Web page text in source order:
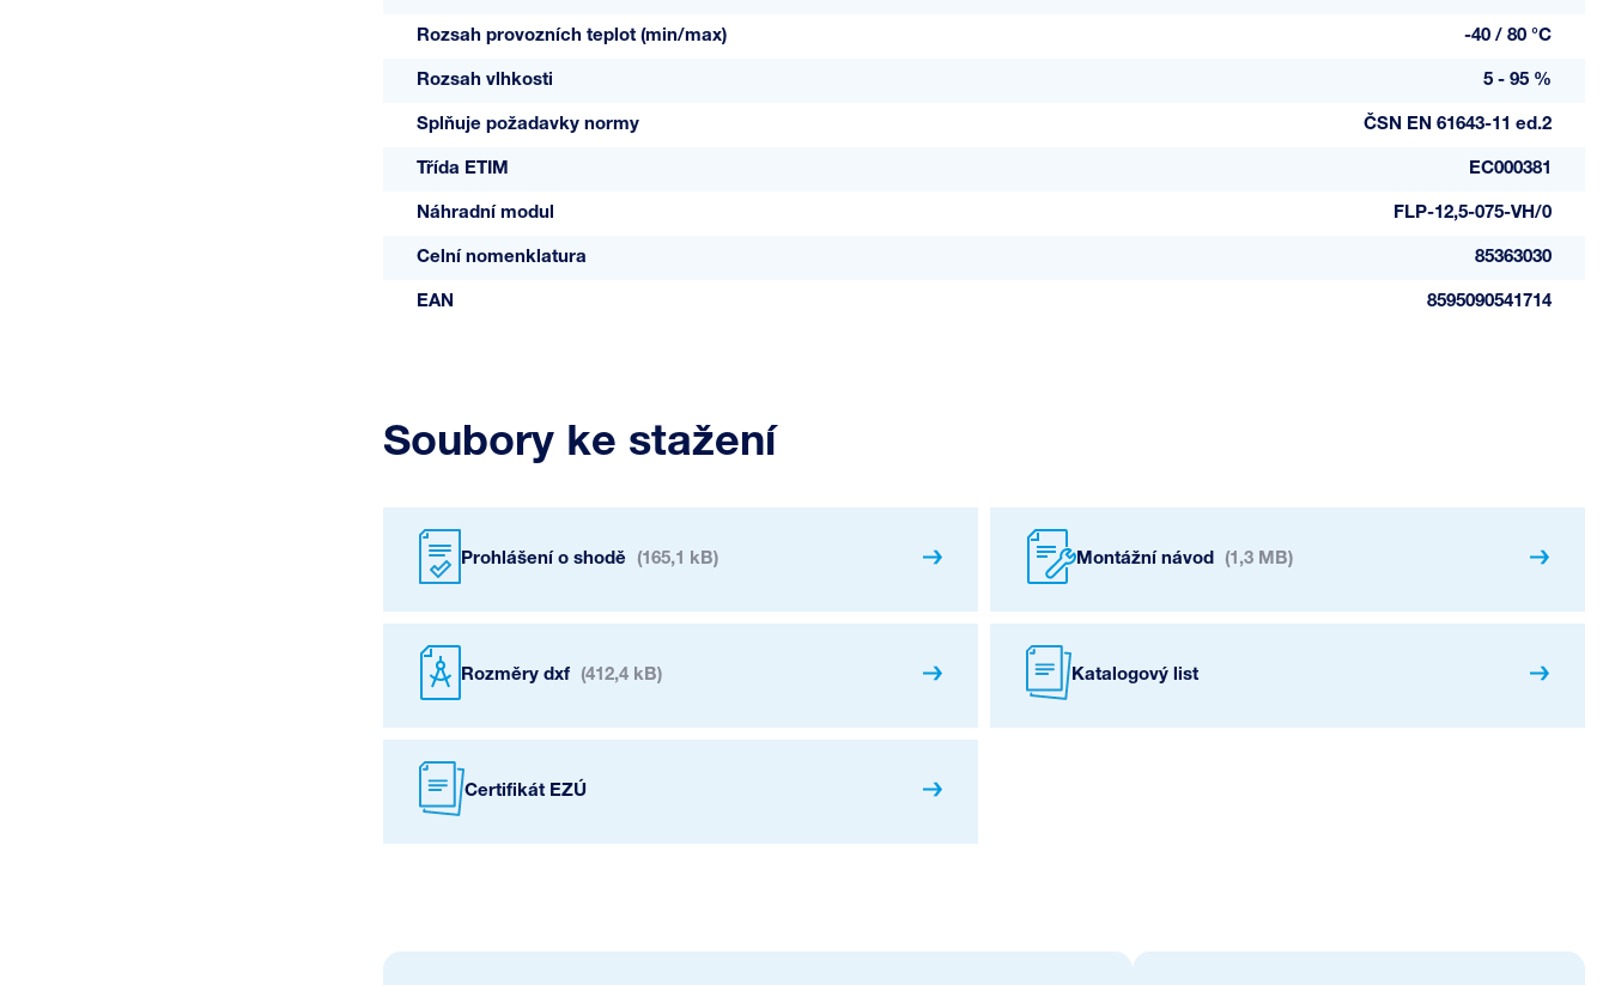
Rozsah provozních teplot (min/max) -40 / 80 °C
Rozsah vlhkosti 5 - 95 %
Splňuje požadavky normy ČSN EN 61643-11 ed.2
Třída ETIM EC000381
Náhradní modul FLP-12,5-075-VH/0
Celní nomenklatura 85363030
EAN 8595090541714
Soubory ke stažení
Prohlášení o shodě (165,1 kB) Montážní návod (1,3 MB)
Rozměry dxf (412,4 kB) Katalogový list
Certifikát EZÚ